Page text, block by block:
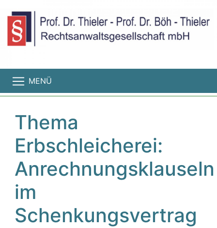
MENÜ
Thema
Erbschleicherei:
Anrechnungsklauseln
im
Schenkungsvertrag